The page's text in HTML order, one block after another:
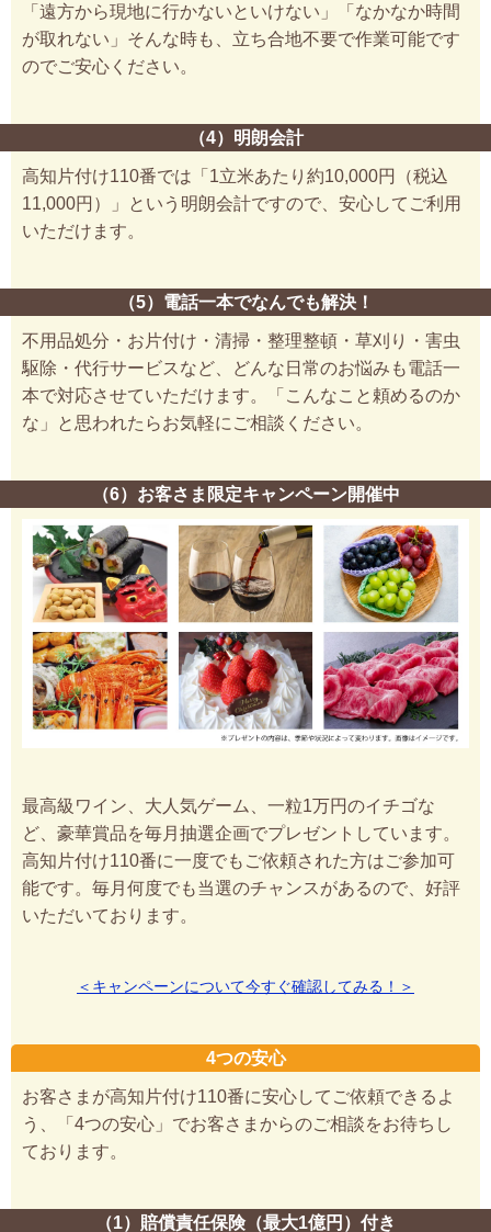
「遠方から現地に行かないといけない」「なかなか時間
が取れない」そんな時も、立ち合地不要で作業可能です
のでご安心ください。
（4）明朗会計
高知片付け110番では「1立米あたり約10,000円（税込
11,000円）」という明朗会計ですので、安心してご利用
いただけます。
（5）電話一本でなんでも解決！
不用品処分・お片付け・清掃・整理整頓・草刈り・害虫
駆除・代行サービスなど、どんな日常のお悩みも電話一
本で対応させていただけます。「こんなこと頼めるのか
な」と思われたらお気軽にご相談ください。
（6）お客さま限定キャンペーン開催中
最高級ワイン、大人気ゲーム、一粒1万円のイチゴな
ど、豪華賞品を毎月抽選企画でプレゼントしています。
高知片付け110番に一度でもご依頼された方はご参加可
能です。毎月何度でも当選のチャンスがあるので、好評
いただいております。
＜キャンペーンについて今すぐ確認してみる！＞
4つの安心
お客さまが高知片付け110番に安心してご依頼できるよ
う、「4つの安心」でお客さまからのご相談をお待ちし
ております。
（1）賠償責任保険（最大1億円）付き